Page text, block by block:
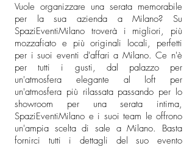
Vuole organizzare una serata memorabile
per la sua azienda a Milano? Su
SpaziEventiMilano troverà i migliori, più
mozzafiato e più originali locali, perfetti
per i suoi eventi d'affari a Milano. Ce n'è
per tutti i gusti, dal palazzo per
un'atmosfera elegante al loft per
un'atmosfera più rilassata passando per lo
showroom per una serata intima,
SpaziEventiMilano e i suoi team le offrono
un'ampia scelta di sale a Milano. Basta
fornirci tutti i dettagli del suo evento